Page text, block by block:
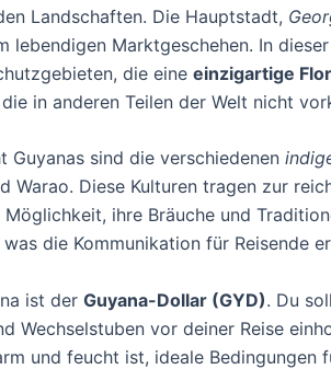
Landschaften. Die Hauptstadt,
lebendigen Marktgeschehen. In
die eine einzigartige
in anderen Teilen der Welt nicht
Guyanas sind die verschiedenen
Warao. Diese Kulturen tragen zur
Möglichkeit, ihre Bräuche und
die Kommunikation für Reisende
ist der Guyana-Dollar (GYD). Du
Wechselstuben vor deiner Reise
und feucht ist, ideale Bedingungen